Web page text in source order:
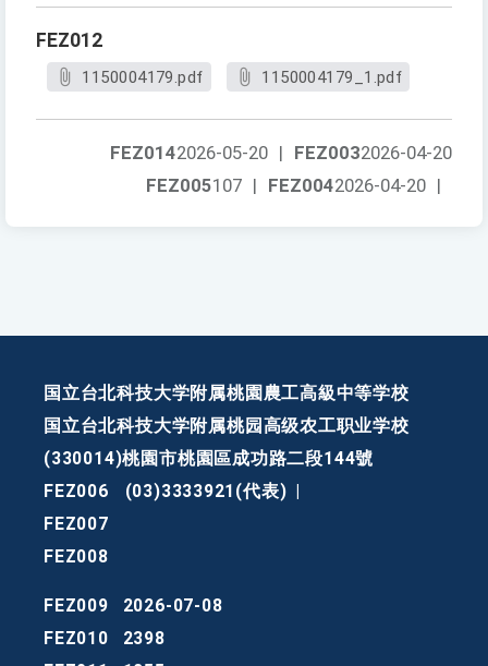
FEZ012
1150004179.pdf 1150004179_1.pdf
FEZ0032026-04-20
FEZ0142026-05-20 |
FEZ0042026-04-20 |
FEZ005107 |
国立台北科技大学附属桃園農工高級中等学校
国立台北科技大学附属桃园高级农工职业学校
(330014)桃園市桃園區成功路二段144號
FEZ006
(03)3333921(代表)
FEZ007
FEZ008
FEZ009
2026-07-08
FEZ010
2398